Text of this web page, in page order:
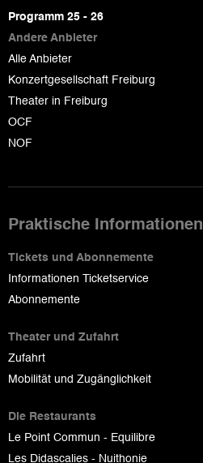
page
Programm 25 - 26
Andere Anbieter
Alle Anbieter
Konzertgesellschaft Freiburg
Theater in Freiburg
OCF
NOF
Praktische Informationen
Tickets und Abonnemente
Informationen Ticketservice
Abonnemente
Theater und Zufahrt
Zufahrt
Mobilität und Zugänglichkeit
Die Restaurants
Le Point Commun - Equilibre
Les Didascalies - Nuithonie